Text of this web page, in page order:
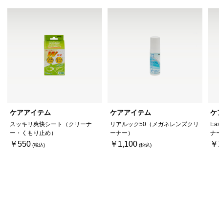
ケアアイテム
スッキリ爽快シート（クリーナ
ー・くもり止め）
￥550
ケアアイテム
リアルック50（メガネレンズクリ
ーナー）
￥1,100
ケ
ナ